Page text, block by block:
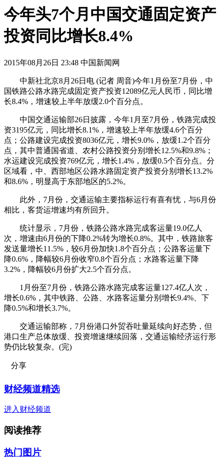
今年头7个月中国交通固定资产
投资同比增长8.4%
2015年08月26日 23:48 中国新闻网
中新社北京8月26日电 (记者 周音)今年1月份至7月份，中
国铁路公路水路完成固定资产投资12089亿元人民币，同比增
长8.4%，增速较上半年放缓2.0个百分点。
中国交通运输部26日披露，今年1月至7月份，铁路完成投
资3195亿元，同比增长8.1%，增速较上半年放缓4.6个百分
点；公路建设完成投资8036亿元，增长9.0%，放缓1.2个百分
点，其中普通国省道、农村公路投资分别增长12.5%和9.8%；
水运建设完成投资769亿元，增长1.4%，放缓0.5个百分点。分
区域看，中、西部地区公路水路固定资产投资分别增长13.2%
和8.6%，明显高于东部地区的5.2%。
此外，7月份，交通运输主要指标运行有喜有忧，与6月份
相比，客货运增速均有所回升。
统计显示，7月份，铁路公路水路完成客运量19.0亿人
次，增速由6月份的下降0.2%转为增长0.8%。其中，铁路旅客
发送量增长11.5%，较6月份加快1.8个百分点；公路客运量下
降0.6%，降幅较6月份收窄0.8个百分点；水路客运量下降
3.2%，降幅较6月份扩大2.5个百分点。
1月份至7月份，铁路公路水路完成客运量127.4亿人次，
增长0.6%，其中铁路、公路、水路客运量分别增长9.4%、下
降0.5%和增长3.7%。
交通运输部称，7月份港口外贸吞吐量延续向好态势，但
港口生产总体放缓、投资增速继续回落，交通运输经济运行形
势仍比较复杂。(完)
分享
财经频道精选
进入财经频道
阅读推荐
热门图片